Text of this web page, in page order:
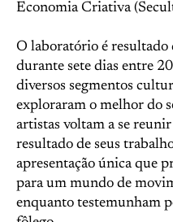
Economia Criativa
O laboratório é resultado
durante sete dias entre
diversos segmentos
exploraram o melhor do
artistas voltam a se
resultado de seus
apresentação única que
para um mundo de
enquanto testemunham